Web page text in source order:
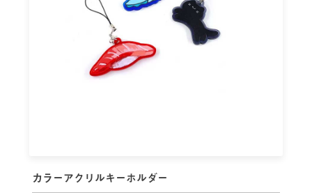
カラーアクリルキーホルダー